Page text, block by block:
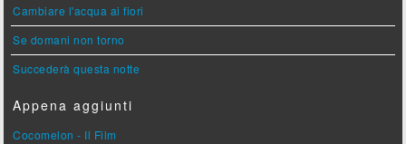
Cambiare l'acqua ai fiori
Se domani non torno
Succederà questa notte
Appena aggiunti
Cocomelon - Il Film